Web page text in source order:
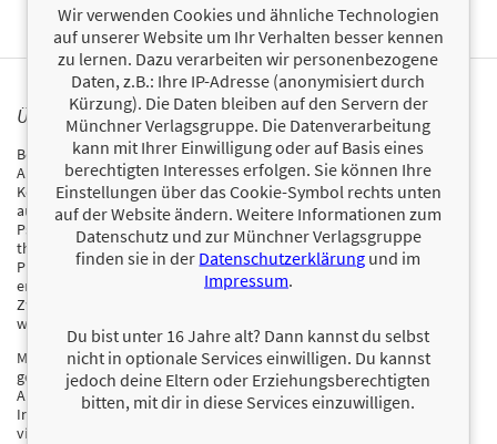
ÜBER SEMA ABACI
Bereits während ihres Studiums zur Diplom-Kauffrau hat sich Sema
Abaci intensiv mit Themen der Persönlichkeitsentwicklung,
Kommunikation und interpersonellen Beziehungen
auseinandergesetzt. Mit ihrer Ausbildung zur Heilpraktikerin für
Psychotherapie hat sie einen neuen Weg eingeschlagen und ihr
therapeutisches Repertoire durch Fachfortbildungen in Burnout-
Prophylaxe, EMDR, Familienstellen und systemischem Coaching
erweitert. Aktuell steht sie kurz vor dem Abschluss ihres
Zweitstudiums in Psychologie mit dem Ziel, klinische Psychologin zu
werden.
Mit Empathie, Verständnis und Wertschätzung erarbeitet sie
gemeinsam mit ihren Klient*innen individuelle, lösungsorientierte
Ansätze, die die Persönlichkeit in den Mittelpunkt stellen. Auf ihrem
Instagram-Account psych.gedankengut teilt sie ihre Expertise mit
vielen treuen Follower*innen.
Wir verwenden Cookies und ähnliche Technologien
auf unserer Website um Ihr Verhalten besser kennen
zu lernen. Dazu verarbeiten wir personenbezogene
Daten, z.B.: Ihre IP-Adresse (anonymisiert durch
Kürzung). Die Daten bleiben auf den Servern der
Münchner Verlagsgruppe. Die Datenverarbeitung
kann mit Ihrer Einwilligung oder auf Basis eines
berechtigten Interesses erfolgen. Sie können Ihre
Einstellungen über das Cookie-Symbol rechts unten
auf der Website ändern. Weitere Informationen zum
Datenschutz und zur Münchner Verlagsgruppe
finden sie in der Datenschutzerklärung und im
Impressum.
Du bist unter 16 Jahre alt? Dann kannst du selbst
nicht in optionale Services einwilligen. Du kannst
jedoch deine Eltern oder Erziehungsberechtigten
bitten, mit dir in diese Services einzuwilligen.